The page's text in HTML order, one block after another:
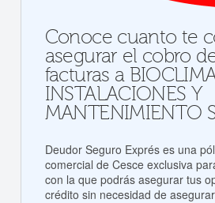
Conoce cuanto te
asegurar el cobro
facturas a
INSTALACIONES Y
MANTENIMIENTO
Deudor Seguro Exprés es una
comercial de Cesce exclusiva
con la que podrás asegurar tus
crédito sin necesidad de